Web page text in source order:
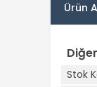
Ürün
Stok